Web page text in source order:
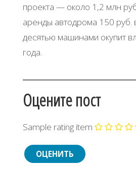
проекта — около 1,2 млн
аренды автодрома 150 руб.
десятью машинами окупит
года.
Оцените пост
Sample rating item